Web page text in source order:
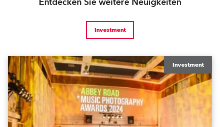
Investment
Investment